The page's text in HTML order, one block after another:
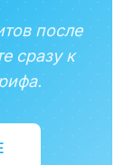
после
сразу к